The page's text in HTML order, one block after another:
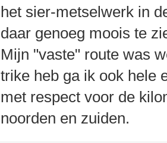
het sier-metselwerk in
daar genoeg moois te
Mijn "vaste" route was
trike heb ga ik ook hele
met respect voor de
noorden en zuiden.